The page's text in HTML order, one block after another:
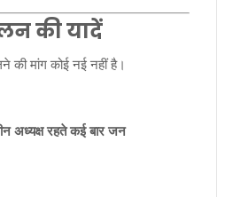
की यादें
मांग कोई नई नहीं है।
अध्यक्ष रहते कई बार जन